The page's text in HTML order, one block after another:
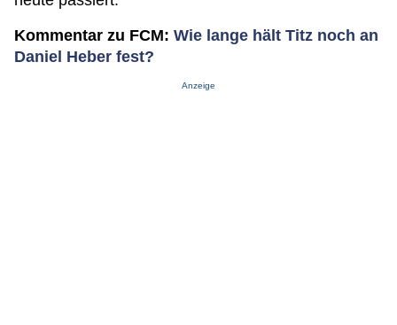
Kommentar zu FCM: Wie lange hält Titz noch an
Daniel Heber fest?
Anzeige